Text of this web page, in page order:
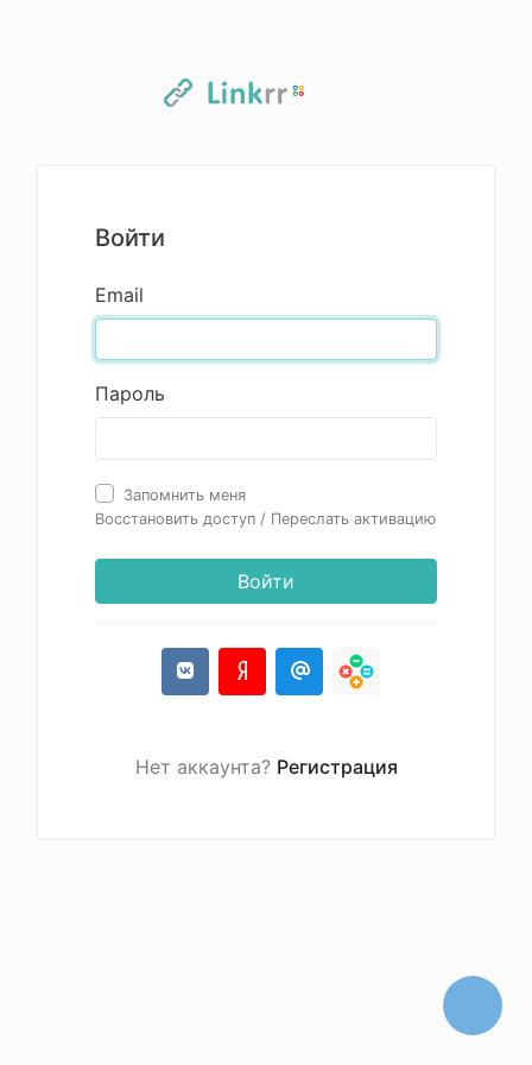
Войти
Email
Пароль
Запомнить меня
Восстановить доступ / Переслать активацию
Войти
Нет аккаунта? Регистрация